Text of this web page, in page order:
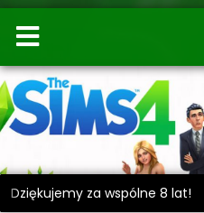
Dziękujemy za wspólne 8 lat!